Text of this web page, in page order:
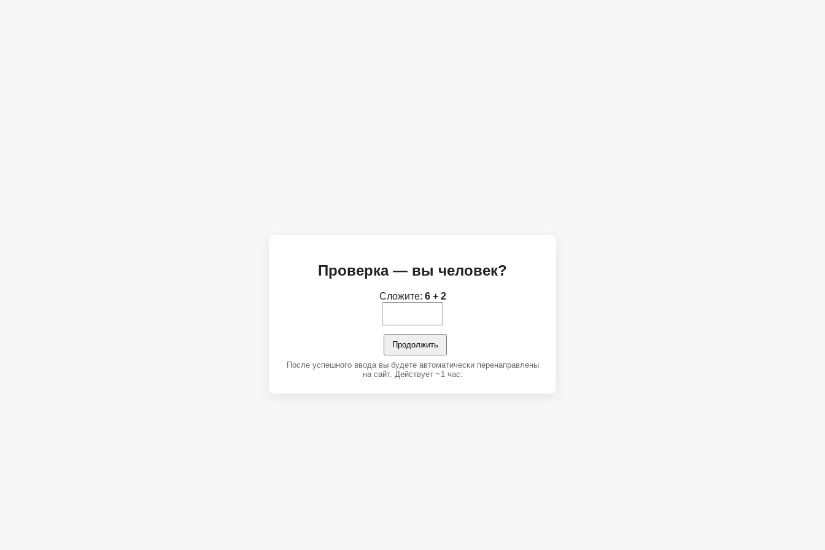
Проверка — вы человек?
Сложите: 6 + 2
Продолжить
После успешного ввода вы будете автоматически перенаправлены
на сайт. Действует ~1 час.